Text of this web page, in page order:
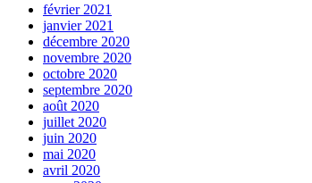
février 2021
janvier 2021
décembre 2020
novembre 2020
octobre 2020
septembre 2020
août 2020
juillet 2020
juin 2020
mai 2020
avril 2020